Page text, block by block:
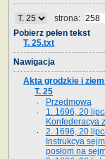
strona:
Pobierz pełen tekst
T. 25.txt
Nawigacja
Akta grodzkie i
T. 25
Przedmowa
1. 1696, 20
Konfederacya
2. 1696, 20
Instrukcya
posłom na